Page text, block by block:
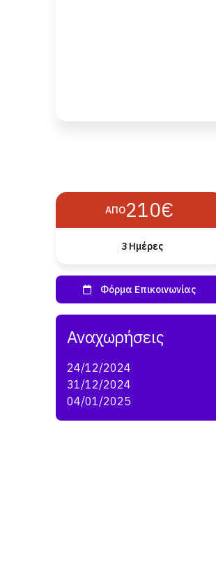
ΑΠΌ210€
3 Ημέρες
24/12/2024
31/12/2024
04/01/2025